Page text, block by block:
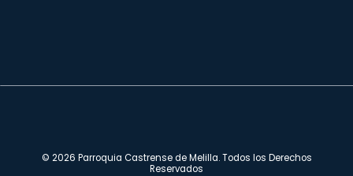
© 2026 Parroquia Castrense de Melilla. Todos los Derechos
Reservados